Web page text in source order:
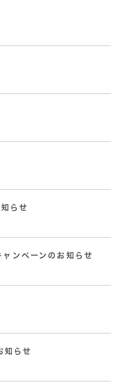
らせ
ンペーンのお知らせ
知らせ